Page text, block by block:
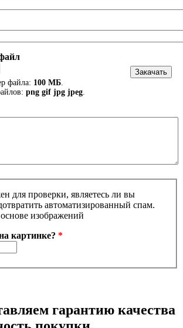
файла: 100 МБ
png gif jpg jpeg
для проверки, являетесь ли вы
автоматизированный спам.
картинке? *
гарантию качества